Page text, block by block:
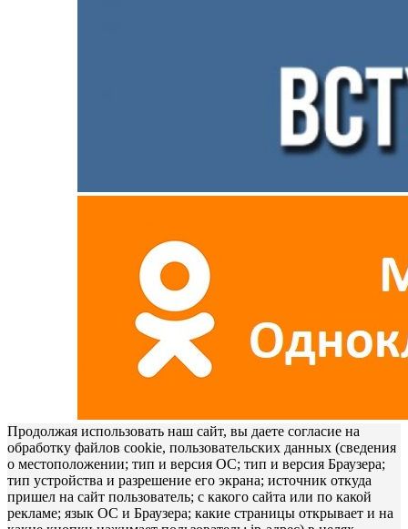
Продолжая использовать наш сайт, вы даете согласие на
обработку файлов cookie, пользовательских данных (сведения
о местоположении; тип и версия ОС; тип и версия Браузера;
тип устройства и разрешение его экрана; источник откуда
пришел на сайт пользователь; с какого сайта или по какой
рекламе; язык ОС и Браузера; какие страницы открывает и на